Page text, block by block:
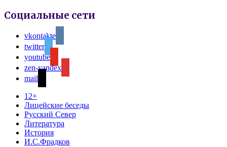
Социальные сети
vkontakte
twitter
youtube
zen-yandex
mail
12+
Лицейские беседы
Русский Север
Литература
История
И.С.Фрадков